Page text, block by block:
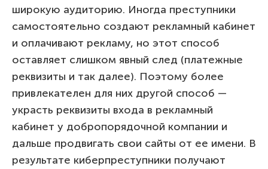
широкую аудиторию. Иногда преступники
самостоятельно создают рекламный кабинет
и оплачивают рекламу, но этот способ
оставляет слишком явный след (платежные
реквизиты и так далее). Поэтому более
привлекателен для них другой способ —
украсть реквизиты входа в рекламный
кабинет у добропорядочной компании и
дальше продвигать свои сайты от ее имени. В
результате киберпреступники получают